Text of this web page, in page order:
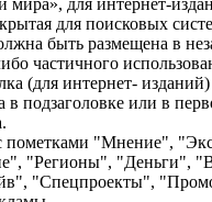
для поисковых
быть размещена в
частичного
(для интернет-
в подзаголовке или в
пометками "Мнение",
"Регионы", "Деньги",
"Спецпроекты",